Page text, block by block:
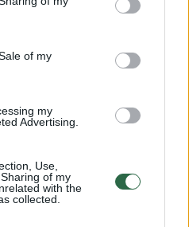
of my
my
Advertising.
Use,
of my
with the
collected.
– tiesiog
tai gali atrodyti kaip
jis taip pat yra ir
– nors